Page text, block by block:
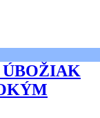
ÚBOŽIAK